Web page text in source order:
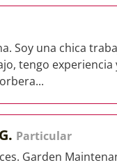
Soy una chica
tengo
Particular
Garden